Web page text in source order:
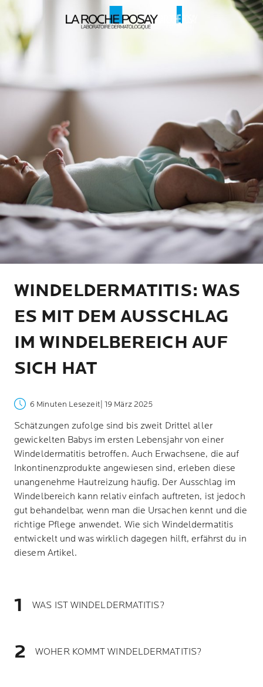
WINDELDERMATITIS: WAS
ES MIT DEM AUSSCHLAG
IM WINDELBEREICH AUF
SICH HAT
6 Minuten Lesezeit | 19 März 2025
Schätzungen zufolge sind bis zweit Drittel aller
gewickelten Babys im ersten Lebensjahr von einer
Windeldermatitis betroffen. Auch Erwachsene, die auf
Inkontinenzprodukte angewiesen sind, erleben diese
unangenehme Hautreizung häufig. Der Ausschlag im
Windelbereich kann relativ einfach auftreten, ist jedoch
gut behandelbar, wenn man die Ursachen kennt und die
richtige Pflege anwendet. Wie sich Windeldermatitis
entwickelt und was wirklich dagegen hilft, erfährst du in
diesem Artikel.
WAS IST WINDELDERMATITIS?
WOHER KOMMT WINDELDERMATITIS?